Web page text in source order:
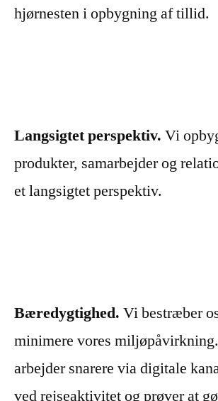
hjørnesten i opbygning af tillid.
Langsigtet perspektiv. Vi
produkter, samarbejder og
et langsigtet perspektiv.
Bæredygtighed. Vi bestræber
minimere vores
arbejder snarere via digitale
ved rejseaktivitet og prøver at